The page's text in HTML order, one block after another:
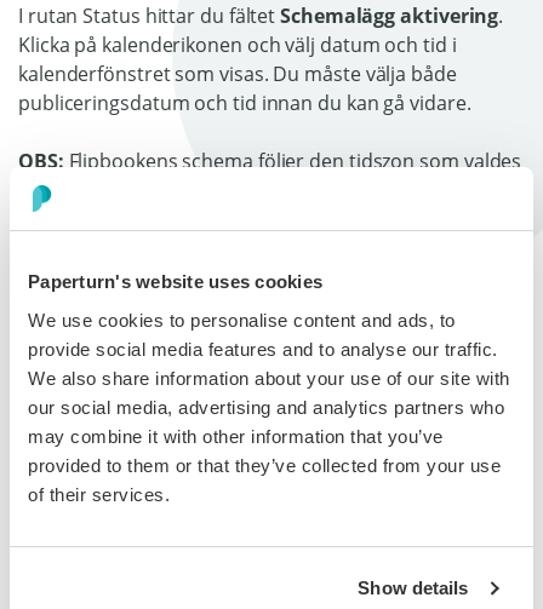
Paperturn's website uses cookies
We use cookies to personalise content and ads, to
provide social media features and to analyse our traffic.
We also share information about your use of our site with
our social media, advertising and analytics partners who
may combine it with other information that you’ve
provided to them or that they’ve collected from your use
of their services.
Show details
I rutan Status hittar du fältetSchemalägg aktivering.
Klicka på kalenderikonen och välj datum och tid i
kalenderfönstret som visas. Du måste välja både
publiceringsdatum och tid innan du kan gå vidare.
OBS: Flipbookens schema följer den tidszon som valdes
när ditt konto skapades.
att publiceras automatiskt på angivet datum och tid.
Så här schemalägger du
inaktivering av en flipbook
flipbook vara aktiv.